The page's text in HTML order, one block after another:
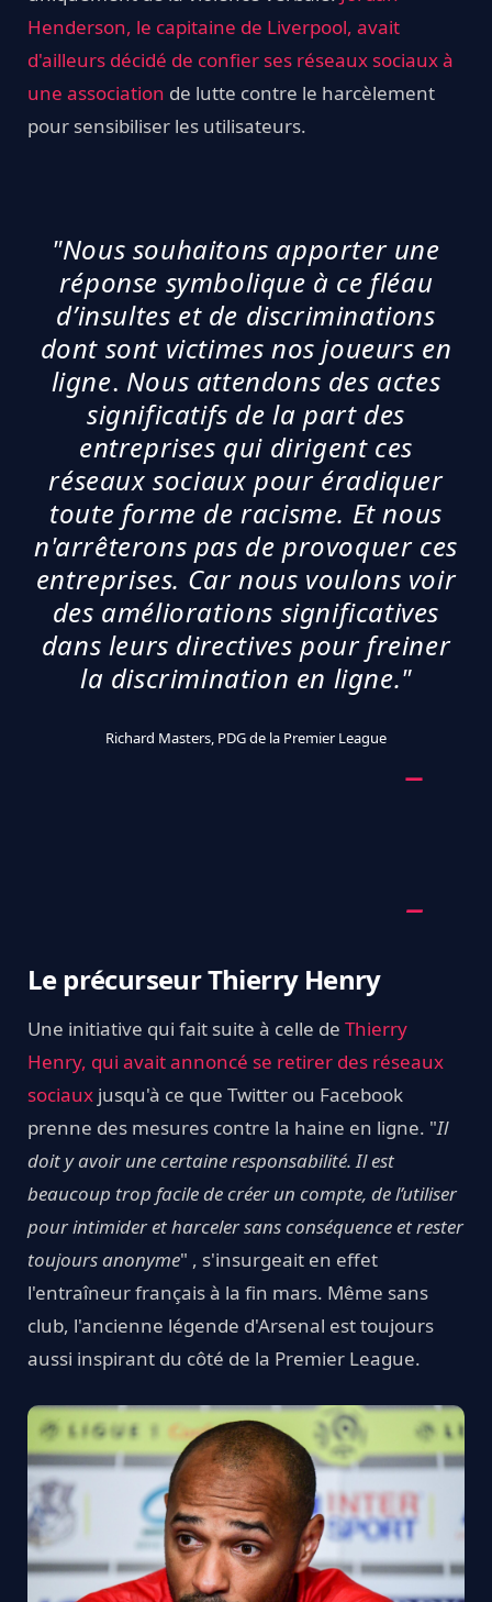
Henderson, le capitaine de Liverpool, avait
d'ailleurs décidé de confier ses réseaux sociaux à
une association de lutte contre le harcèlement
pour sensibiliser les utilisateurs.
"Nous souhaitons apporter une
réponse symbolique à ce fléau
d’insultes et de discriminations
dont sont victimes nos joueurs en
ligne. Nous attendons des actes
significatifs de la part des
entreprises qui dirigent ces
réseaux sociaux pour éradiquer
toute forme de racisme. Et nous
n'arrêterons pas de provoquer ces
entreprises. Car nous voulons voir
des améliorations significatives
dans leurs directives pour freiner
la discrimination en ligne."
Richard Masters, PDG de la Premier League
Le précurseur Thierry Henry
Une initiative qui fait suite à celle de Thierry
Henry, qui avait annoncé se retirer des réseaux
sociaux jusqu'à ce que Twitter ou Facebook
prenne des mesures contre la haine en ligne. "Il
doit y avoir une certaine responsabilité. Il est
beaucoup trop facile de créer un compte, de l’utiliser
pour intimider et harceler sans conséquence et rester
toujours anonyme" , s'insurgeait en effet
l'entraîneur français à la fin mars. Même sans
club, l'ancienne légende d'Arsenal est toujours
aussi inspirant du côté de la Premier League.